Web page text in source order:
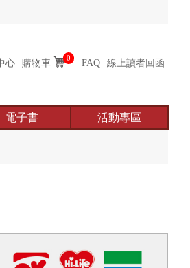
心 購物車 0 FAQ 線上讀者回函
電子書 活動專區